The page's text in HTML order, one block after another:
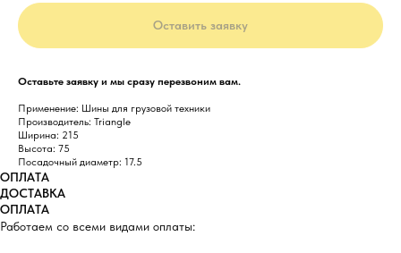
Оставить заявку
Оставьте заявку и мы сразу перезвоним вам.
Применение: Шины для грузовой техники
Производитель: Triangle
Ширина: 215
Высота: 75
Посадочный диаметр: 17.5
ОПЛАТА
ДОСТАВКА
ОПЛАТА
Работаем со всеми видами оплаты: